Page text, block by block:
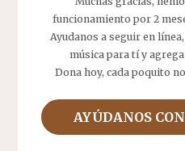
funcionamiento por 2
Ayudanos a seguir en
música para tí y
Dona hoy, cada poquito
AYÚDANOS